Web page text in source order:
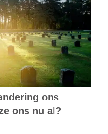
ons
ons nu al?